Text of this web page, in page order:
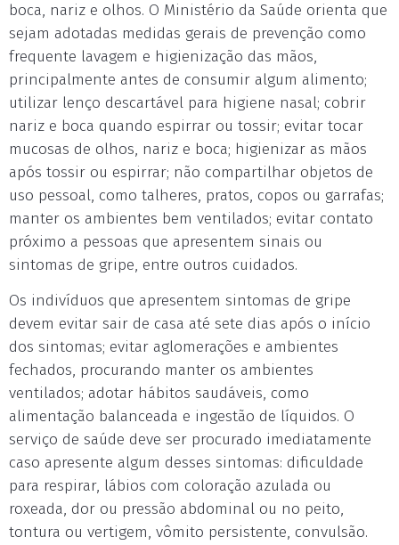
boca, nariz e olhos. O Ministério da Saúde orienta que
sejam adotadas medidas gerais de prevenção como
frequente lavagem e higienização das mãos,
principalmente antes de consumir algum alimento;
utilizar lenço descartável para higiene nasal; cobrir
nariz e boca quando espirrar ou tossir; evitar tocar
mucosas de olhos, nariz e boca; higienizar as mãos
após tossir ou espirrar; não compartilhar objetos de
uso pessoal, como talheres, pratos, copos ou garrafas;
manter os ambientes bem ventilados; evitar contato
próximo a pessoas que apresentem sinais ou
sintomas de gripe, entre outros cuidados.
Os indivíduos que apresentem sintomas de gripe
devem evitar sair de casa até sete dias após o início
dos sintomas; evitar aglomerações e ambientes
fechados, procurando manter os ambientes
ventilados; adotar hábitos saudáveis, como
alimentação balanceada e ingestão de líquidos. O
serviço de saúde deve ser procurado imediatamente
caso apresente algum desses sintomas: dificuldade
para respirar, lábios com coloração azulada ou
roxeada, dor ou pressão abdominal ou no peito,
tontura ou vertigem, vômito persistente, convulsão.